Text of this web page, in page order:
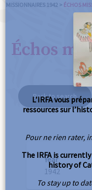
MISSIONNAIRES 1942 > ÉCHOS
Échos
Back to search
Year
1942
L’IRFA vous
ressources sur
Pour ne rien rater,
The IRFA is
history of
To stay up to